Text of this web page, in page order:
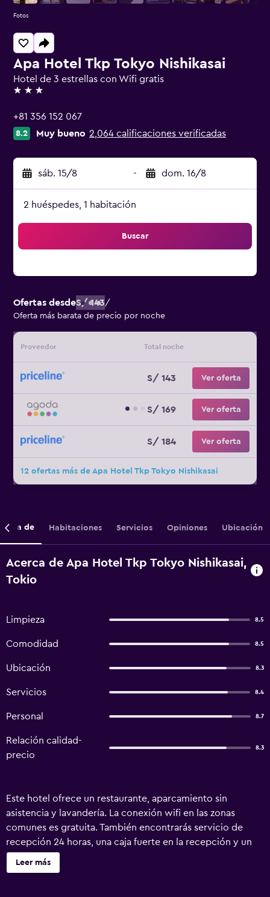
Apa Hotel Tkp Tokyo Nishikasai
Hotel de 3 estrellas con Wifi gratis
3 estrellas
+81 356 152 067
8.2 Muy bueno 2,064 calificaciones verificadas
sáb. 15/8 - dom. 16/8
2 huéspedes, 1 habitación
Buscar
Ofertas desdeS/ 143/
Oferta más barata de precio por noche
Proveedor Total noche
S/ 143 Ver oferta
S/ 169 Ver oferta
S/ 184 Ver oferta
12 ofertas más de Apa Hotel Tkp Tokyo Nishikasai
Fotos
de Habitaciones Servicios Opiniones Ubicación
Acerca de Apa Hotel Tkp Tokyo Nishikasai,
Tokio
Limpieza 8.5
Comodidad 8.5
Ubicación 8.3
Servicios 8.4
Personal 8.7
Relación calidad-
precio
8.3
Este hotel ofrece un restaurante, aparcamiento sin
asistencia y lavandería. La conexión wifi en las zonas
comunes es gratuita. También encontrarás servicio de
recepción 24 horas, una caja fuerte en la recepción y un
salón de eventos. Se incluye un servicio de limpieza
limitado. APA Hotel TKP Tokyo Nishikasai ofrece 124
Leer más